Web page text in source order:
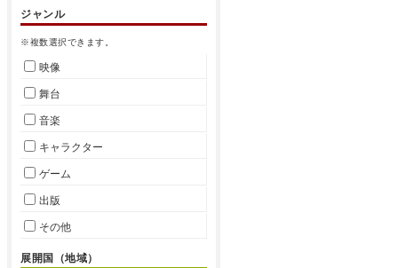
ジャンル
※複数選択できます。
映像
舞台
音楽
キャラクター
ゲーム
出版
その他
展開国（地域）